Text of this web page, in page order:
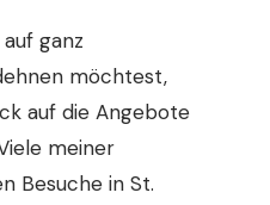
ganz
möchtest,
auf die Angebote
meiner
Besuche in St.